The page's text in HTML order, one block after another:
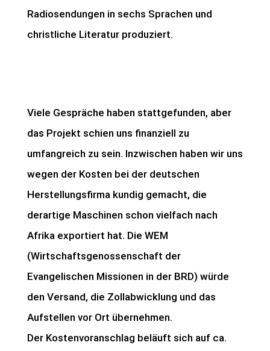
Radiosendungen in sechs Sprachen und
christliche Literatur produziert.
Viele Gespräche haben stattgefunden, aber
das Projekt schien uns finanziell zu
umfangreich zu sein. Inzwischen haben wir uns
wegen der Kosten bei der deutschen
Herstellungsfirma kundig gemacht, die
derartige Maschinen schon vielfach nach
Afrika exportiert hat. Die WEM
(Wirtschaftsgenossenschaft der
Evangelischen Missionen in der BRD) würde
den Versand, die Zollabwicklung und das
Aufstellen vor Ort übernehmen.
Der Kostenvoranschlag beläuft sich auf ca.